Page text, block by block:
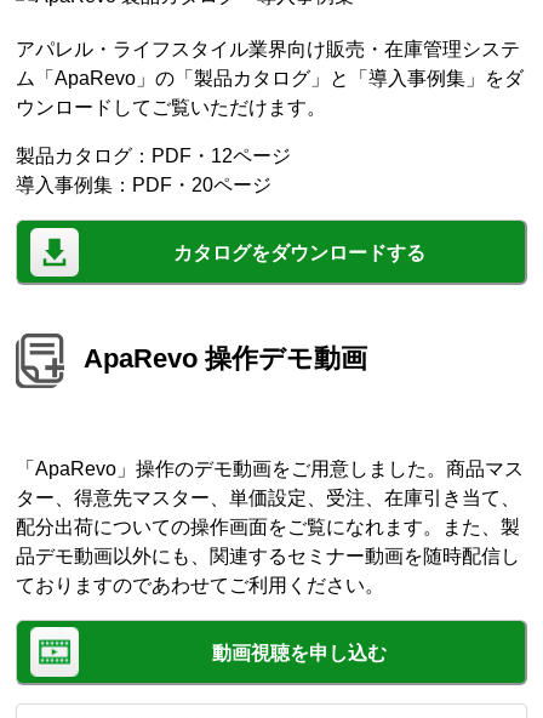
アパレル・ライフスタイル業界向け販売・在庫管理システ
ム「ApaRevo」の「製品カタログ」と「導入事例集」をダ
ウンロードしてご覧いただけます。
製品カタログ：PDF・12ページ
導入事例集：PDF・20ページ
カタログをダウンロードする
ApaRevo 操作デモ動画
「ApaRevo」操作のデモ動画をご用意しました。商品マス
ター、得意先マスター、単価設定、受注、在庫引き当て、
配分出荷についての操作画面をご覧になれます。また、製
品デモ動画以外にも、関連するセミナー動画を随時配信し
ておりますのであわせてご利用ください。
動画視聴を申し込む